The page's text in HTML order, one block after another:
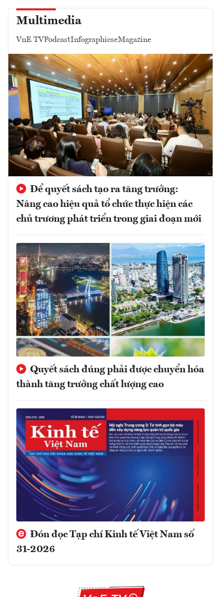
Multimedia
VnE TVPodcastInfographicseMagazine
Để quyết sách tạo ra tăng trưởng:
Nâng cao hiệu quả tổ chức thực hiện các
chủ trương phát triển trong giai đoạn mới
Quyết sách đúng phải được chuyển hóa
thành tăng trưởng chất lượng cao
Đón đọc Tạp chí Kinh tế Việt Nam số
31-2026